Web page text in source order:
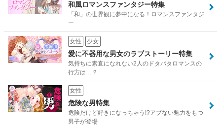
和風ロマンスファンタジー特集
「和」の世界観に夢中になる！ロマンスファンタジ
ー
女性 少女
愛に不器用な男女のラブストーリー特集
気持ちに素直になれない2人のドタバタロマンスの
行方は…？
女性
危険な男特集
危険だけど好きになっちゃう!?アブない魅力をもつ
男子が登場